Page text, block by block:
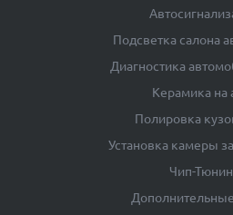
Подсветка салона
Диагностика
Керамика на
Полировка
Установка камеры
Чип-